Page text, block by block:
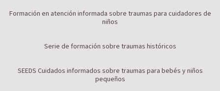
Formación en atención informada sobre traumas para cuidadores de
niños
Serie de formación sobre traumas históricos
SEEDS Cuidados informados sobre traumas para bebés y niños
pequeños